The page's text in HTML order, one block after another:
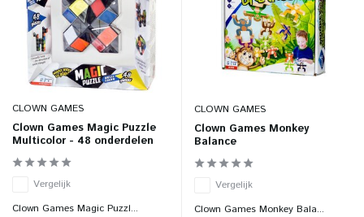
CLOWN GAMES
Clown Games Magic Puzzle
Multicolor - 48 onderdelen
Vergelijk
Clown Games Magic Puzzl...
CLOWN GAMES
Clown Games Monkey
Balance
Vergelijk
Clown Games Monkey Bala...